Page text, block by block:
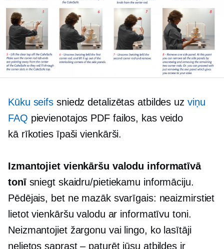
Kūku seifs sniedz detalizētas atbildes uz viņu
FAQ pievienotajos PDF failos, kas veido
kā rīkoties īpaši vienkārši.
Izmantojiet vienkāršu valodu informatīvā
tonīsniegt skaidru/pietiekamu informāciju.
Pēdējais, bet ne mazāk svarīgais: neaizmirstiet
lietot vienkāršu valodu ar informatīvu toni.
Neizmantojiet žargonu vai lingo, ko lasītāji
nelietossaprast – paturētjūsu atbildes ir